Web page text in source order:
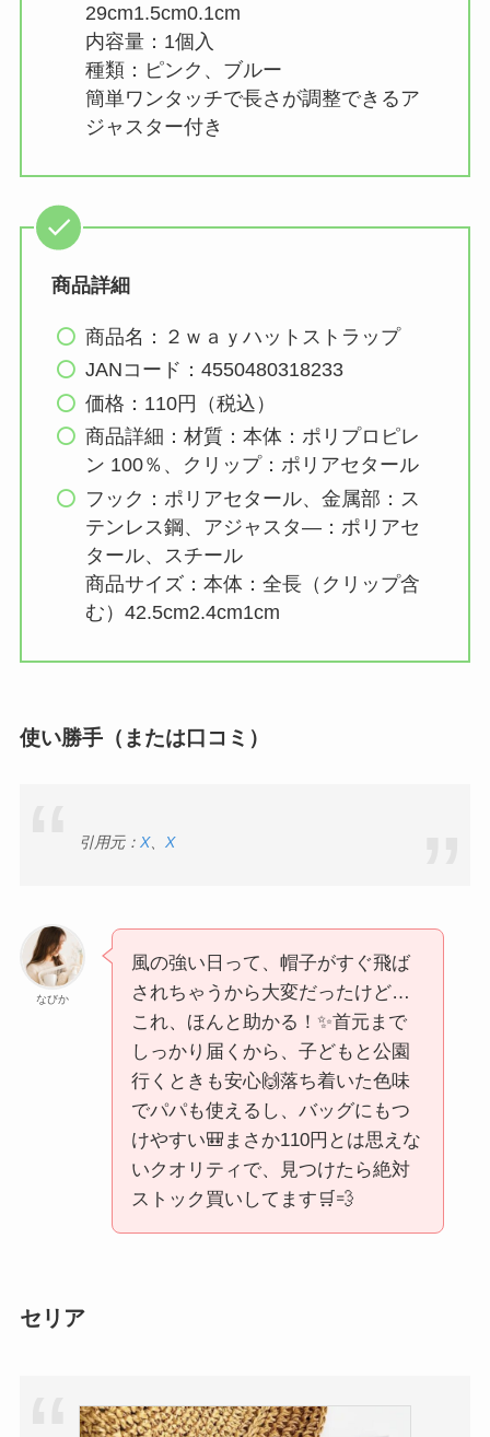
29cm1.5cm0.1cm
内容量：1個入
種類：ピンク、ブルー
簡単ワンタッチで長さが調整できるア
ジャスター付き
商品詳細
商品名：２ｗａｙハットストラップ
JANコード：4550480318233
価格：110円（税込）
商品詳細：材質：本体：ポリプロピレ
ン 100％、クリップ：ポリアセタール
フック：ポリアセタール、金属部：ス
テンレス鋼、アジャスタ―：ポリアセ
タール、スチール
商品サイズ：本体：全長（クリップ含
む）42.5cm2.4cm1cm
使い勝手（または口コミ）
引用元： X、 X
なびか
風の強い日って、帽子がすぐ飛ば
されちゃうから大変だったけど…
これ、ほんと助かる！✨首元まで
しっかり届くから、子どもと公園
行くときも安心🙌落ち着いた色味
でパパも使えるし、バッグにもつ
けやすい🎒まさか110円とは思えな
いクオリティで、見つけたら絶対
ストック買いしてます🛒💨
セリア